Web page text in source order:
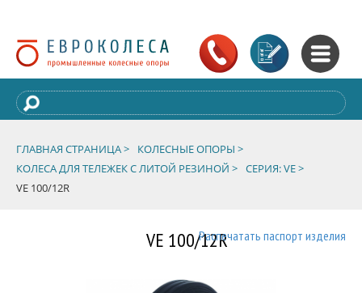
ГЛАВНАЯ СТРАНИЦА >
КОЛЕСНЫЕ ОПОРЫ >
КОЛЕСА ДЛЯ ТЕЛЕЖЕК С ЛИТОЙ РЕЗИНОЙ > СЕРИЯ: VE >
VE 100/12R
VE 100/12RРаспечатать паспорт изделия